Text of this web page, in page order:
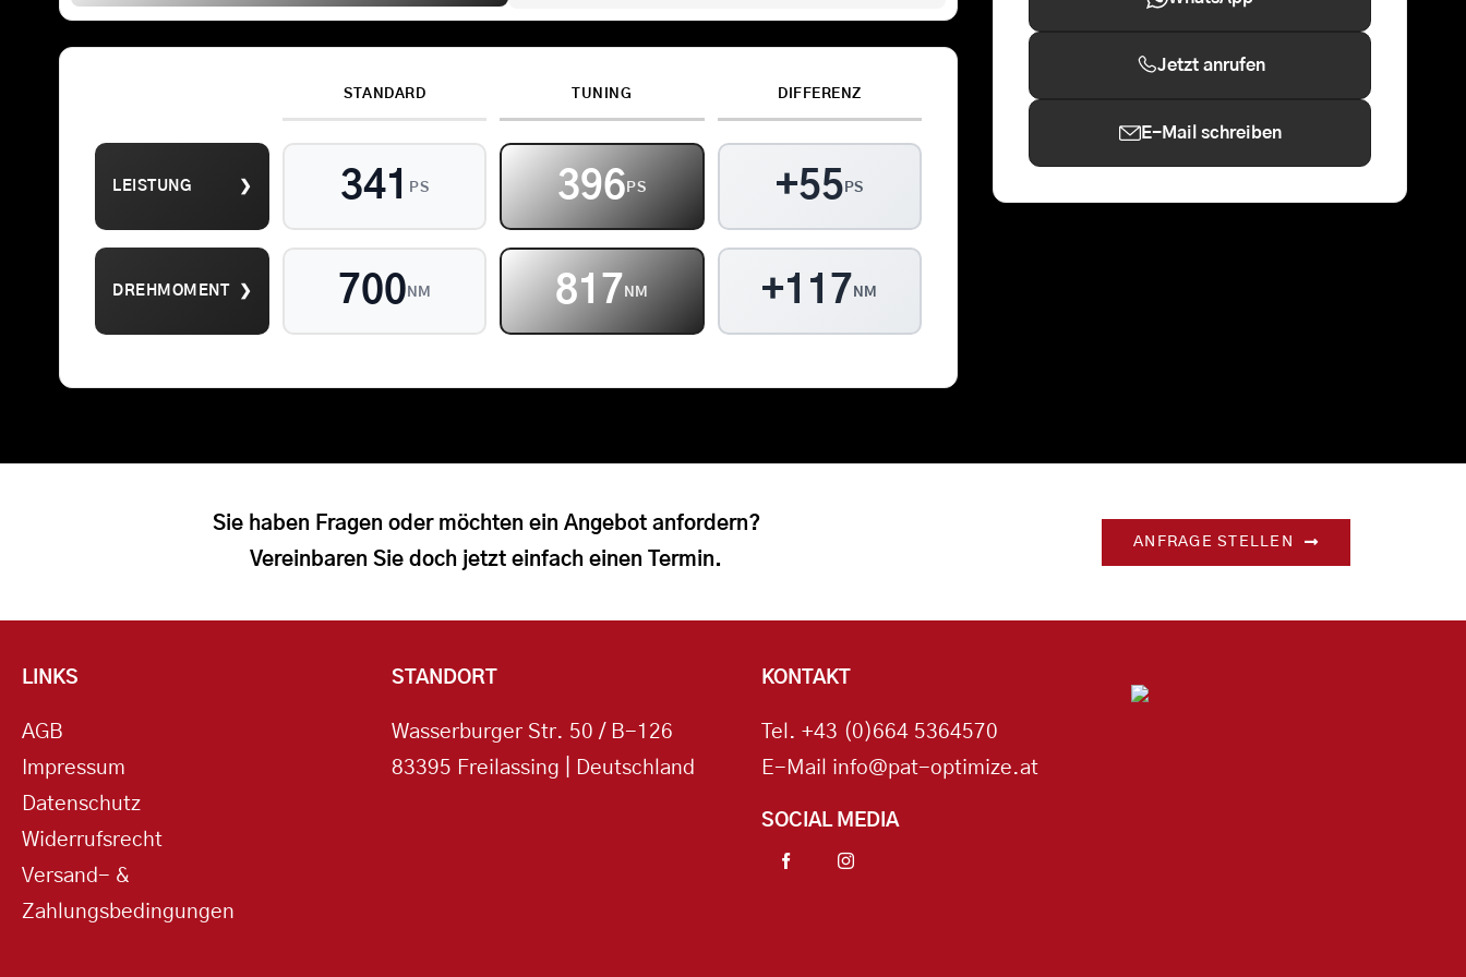
Kontakt
STANDARD TUNING DIFFERENZ
LEISTUNG ❯ 341 PS 396 PS +55 PS
DREHMOMENT ❯ 700 NM 817 NM +117 NM
Jetzt anrufen
E-Mail schreiben
Sie haben Fragen oder möchten ein Angebot anfordern?
Vereinbaren Sie doch jetzt einfach einen Termin.
ANFRAGE STELLEN
LINKS
AGB
Impressum
Datenschutz
Widerrufsrecht
Versand- &
Zahlungsbedingungen
STANDORT
Wasserburger Str. 50 / B-126
83395 Freilassing | Deutschland
KONTAKT
Tel.+43 (0)664 5364570
E-Mail info@pat-optimize.at
SOCIAL MEDIA